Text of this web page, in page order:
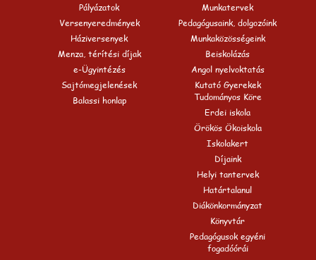
Pályázatok
Versenyeredmények
Háziversenyek
Menza, térítési díjak
e-Ügyintézés
Sajtómegjelenések
Balassi honlap
Munkatervek
Pedagógusaink, dolgozóink
Munkaközösségeink
Beiskolázás
Angol nyelvoktatás
Kutató Gyerekek
Tudományos Köre
Erdei iskola
Örökös Ökoiskola
Iskolakert
Díjaink
Helyi tantervek
Határtalanul
Diákönkormányzat
Könyvtár
Pedagógusok egyéni
fogadóórái